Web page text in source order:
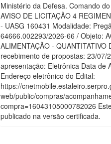
Ministério da Defesa. Comando
AVISO DE LICITAÇÃO 4
- UASG 160431 Modalidade:
64666.002293/2026-66 / Objeto:
ALIMENTAÇÃO -
recebimento de propostas: 23/07/
apresentação: Eletrônica Data de
Endereço eletrônico do Edital:
https://
web/public/compras/
compra=16043105000782026
publicado na versão certificada.